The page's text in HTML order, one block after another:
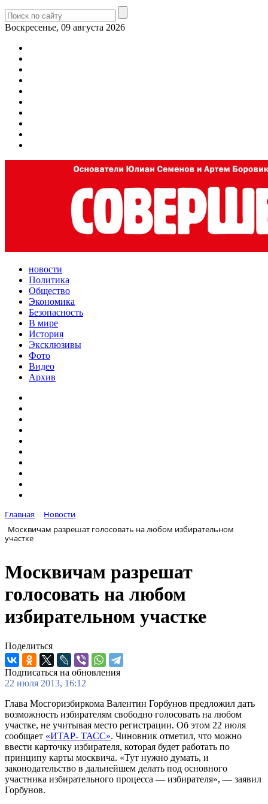
Воскресенье, 09 августа 2026
новости
Политика
Общество
Экономика
Безопасность
В мире
История
Эксклюзивы
Фото
Видео
Архив
Главная
Новости
Москвичам разрешат голосовать на любом избирательном
участке
Москвичам разрешат
голосовать на любом
избирательном участке
Поделиться
Подписаться на обновления
22 июля 2013, 16:12
Глава Мосгоризбиркома Валентин Горбунов предложил дать
возможность избирателям свободно голосовать на любом
участке, не учитывая место регистрации. Об этом 22 июля
сообщает «ИТАР- ТАСС». Чиновник отметил, что можно
ввести карточку избирателя, которая будет работать по
принципу карты москвича. «Тут нужно думать, и
законодательство в дальнейшем делать под основного
участника избирательного процесса — избирателя», — заявил
Горбунов.